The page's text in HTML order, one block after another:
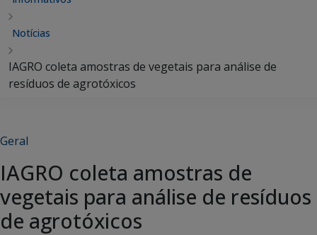
Notícias
IAGRO coleta amostras de vegetais para análise de
resíduos de agrotóxicos
Geral
IAGRO coleta amostras de
vegetais para análise de resíduos
de agrotóxicos